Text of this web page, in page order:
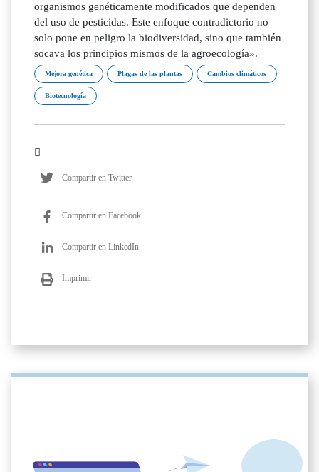
organismos genéticamente modificados que dependen
del uso de pesticidas. Este enfoque contradictorio no
solo pone en peligro la biodiversidad, sino que también
socava los principios mismos de la agroecología».
Mejora genética Plagas de las plantas Cambios climáticos
Biotecnología
Compartir en Twitter
Compartir en Facebook
Compartir en LinkedIn
Imprimir